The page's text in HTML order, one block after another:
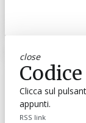
close
Codice
Clicca sul
appunti.
RSS link